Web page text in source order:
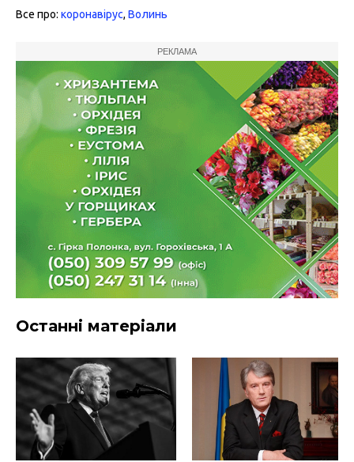
Все про: коронавірус, Волинь
РЕКЛАМА
Останні матеріали